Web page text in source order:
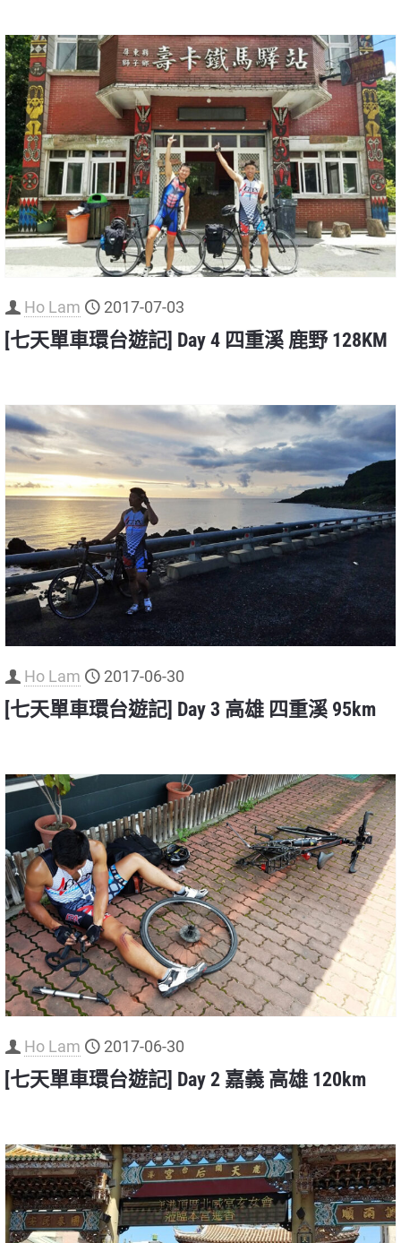
Ho Lam 2017-07-03
[七天單車環台遊記] Day 4 四重溪 鹿野 128KM
Ho Lam 2017-06-30
[七天單車環台遊記] Day 3 高雄 四重溪 95km
Ho Lam 2017-06-30
[七天單車環台遊記] Day 2 嘉義 高雄 120km